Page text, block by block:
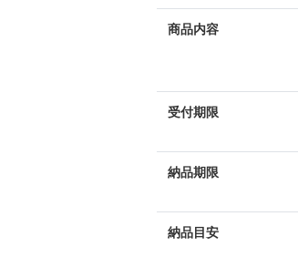
商品内容
受付期限
納品期限
納品目安